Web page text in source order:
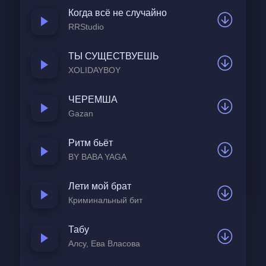
Но сияла и смотрелась
Если б твой Большой Медведь сиял
поблизости.
Чья здесь вина, может пойму,
Вечно одна ты почему?
Где твой медведь?
Я здесь одна, может пойму,
Вечно одна ты почему?
Когда всё не случайно
RRStudio
ТЫ СУЩЕСТВУЕШЬ
XOLIDAYBOY
ЧЕРЕМША
Gazan
Ритм бьёт
BY BABA YAGA
Лети мой брат
Криминальный бит
Табу
Алсу, Ева Власова